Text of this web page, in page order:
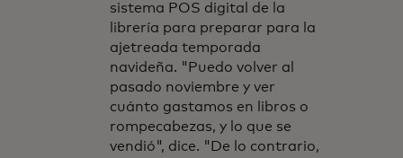
sistema POS digital de la
librería para preparar para la
ajetreada temporada
navideña. "Puedo volver al
pasado noviembre y ver
cuánto gastamos en libros o
rompecabezas, y lo que se
vendió", dice. "De lo contrario,